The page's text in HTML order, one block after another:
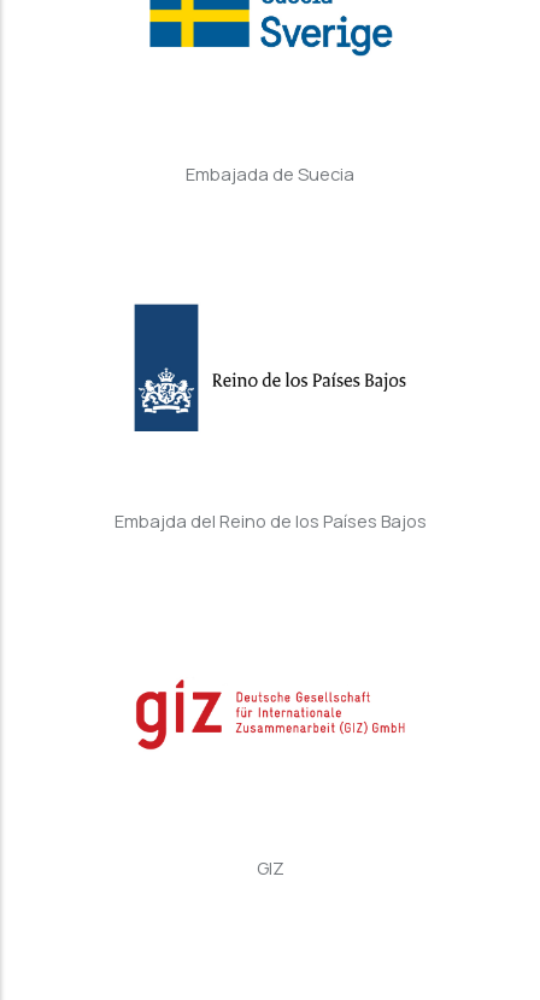
Embajada de Suecia
Embajda del Reino de los Países Bajos
GIZ